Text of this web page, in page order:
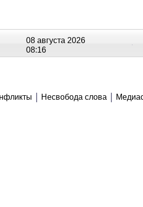
08 августа 2026
08:16
Несвобода слова